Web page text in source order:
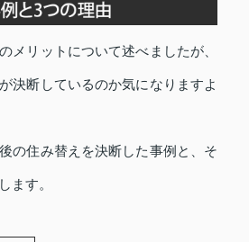
メリットについて述べましたが、
決断しているのか気になりますよ
の住み替えを決断した事例と、そ
ます。